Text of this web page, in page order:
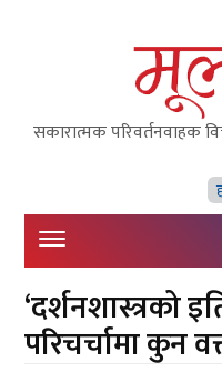
सकारात्मक परिवर्तनवाहक
‘दर्शनशास्त्रको
परिचर्चामा कुन